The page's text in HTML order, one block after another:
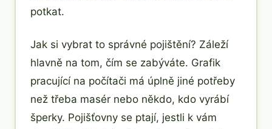
potkat.
Jak si vybrat to správné pojištění? Záleží
hlavně na tom, čím se zabýváte. Grafik
pracující na počítači má úplně jiné potřeby
než třeba masér nebo někdo, kdo vyrábí
šperky. Pojišťovny se ptají, jestli k vám